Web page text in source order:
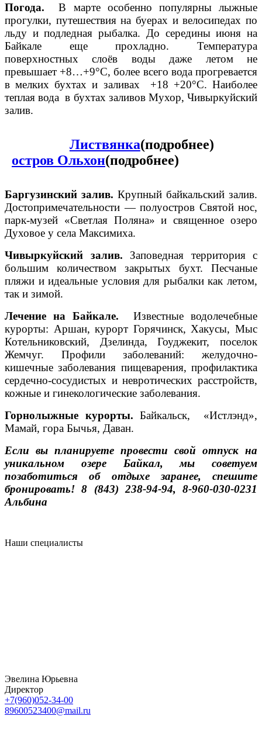
Погода. В марте особенно популярны лыжные
прогулки, путешествия на буерах и велосипедах по
льду и подледная рыбалка. До середины июня на
Байкале еще прохладно. Температура
поверхностных слоёв воды даже летом не
превышает +8…+9°C, более всего вода прогревается
в мелких бухтах и заливах +18 +20°C. Наиболее
теплая вода в бухтах заливов Мухор, Чивыркуйский
залив.
Листвянка(подробнее)
остров Ольхон(подробнее)
Баргузинский залив. Крупный байкальский залив.
Достопримечательности — полуостров Святой нос,
парк-музей «Светлая Поляна» и священное озеро
Духовое у села Максимиха.
Чивыркуйский залив. Заповедная территория с
большим количеством закрытых бухт. Песчаные
пляжи и идеальные условия для рыбалки как летом,
так и зимой.
Лечение на Байкале. Известные водолечебные
курорты: Аршан, курорт Горячинск, Хакусы, Мыс
Котельниковский, Дзелинда, Гоуджекит, поселок
Жемчуг. Профили заболеваний: желудочно-
кишечные заболевания пищеварения, профилактика
сердечно-сосудистых и невротических расстройств,
кожные и гинекологические заболевания.
Горнолыжные курорты. Байкальск, «Истлэнд»,
Мамай, гора Бычья, Даван.
Если вы планируете провести свой отпуск на
уникальном озере Байкал, мы советуем
позаботиться об отдыхе заранее, спешите
бронировать! 8 (843) 238-94-94, 8-960-030-0231
Альбина
Наши специалисты
Эвелина Юрьевна
Директор
+7(960)052-34-00
89600523400@mail.ru